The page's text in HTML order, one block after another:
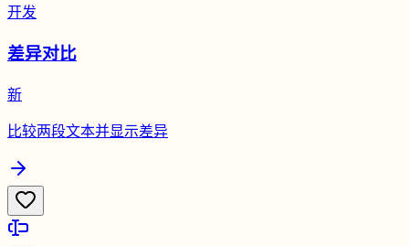
开发
差异对比
新
比较两段文本并显示差异